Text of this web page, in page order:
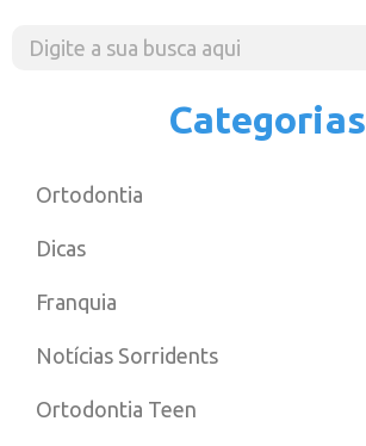
Categorias
Ortodontia
Dicas
Franquia
Notícias Sorridents
Ortodontia Teen